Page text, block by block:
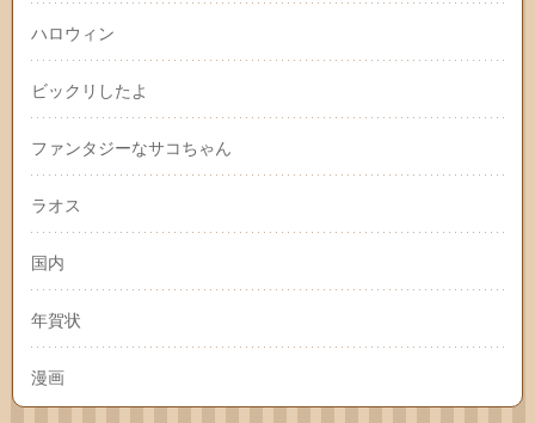
ハロウィン
ビックリしたよ
ファンタジーなサコちゃん
ラオス
国内
年賀状
漫画